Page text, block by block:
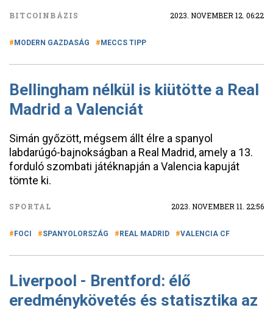
BITCOINBÁZIS 2023. NOVEMBER 12. 06:22
MODERN GAZDASÁG MECCS TIPP
Bellingham nélkül is kiütötte a Real
Madrid a Valenciát
Simán győzött, mégsem állt élre a spanyol
labdarúgó-bajnokságban a Real Madrid, amely a 13.
forduló szombati játéknapján a Valencia kapuját
tömte ki.
SPORTAL 2023. NOVEMBER 11. 22:56
FOCI SPANYOLORSZÁG REAL MADRID VALENCIA CF
Liverpool - Brentford: élő
eredménykövetés és statisztika az